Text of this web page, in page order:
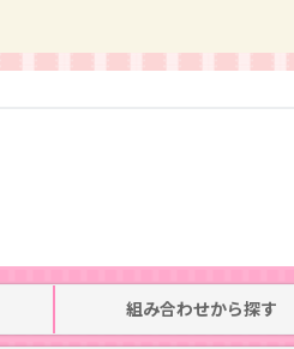
組み合わせから探す